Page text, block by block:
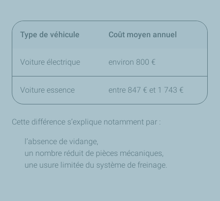
Type de véhicule Coût moyen annuel
Voiture électrique environ 800 €
Voiture essence entre 847 € et 1 743 €
Cette différence s’explique notamment par :
l’absence de vidange,
un nombre réduit de pièces mécaniques,
une usure limitée du système de freinage.